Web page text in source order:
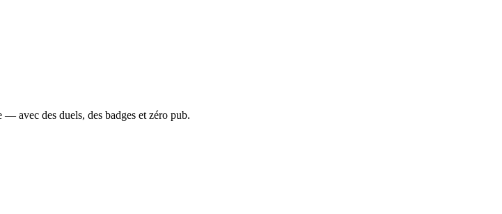
avec des duels, des badges et zéro pub.